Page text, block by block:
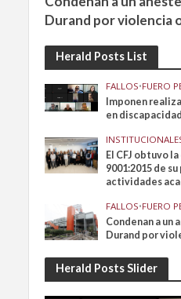
Durand por violencia
Herald Posts List
FALLOS•FUERO
Imponen
en
El CFJ obtuvo
9001:2015 de
actividades
FALLOS•FUERO
Condenan a un
Durand por
Herald Posts Slider